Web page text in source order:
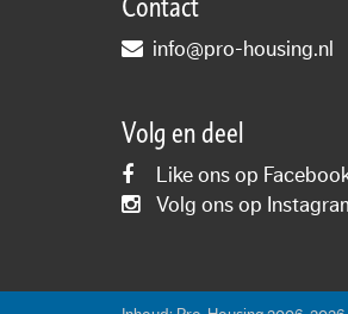
info@pro-housing.nl
Volg en deel
Like ons op
Volg ons op